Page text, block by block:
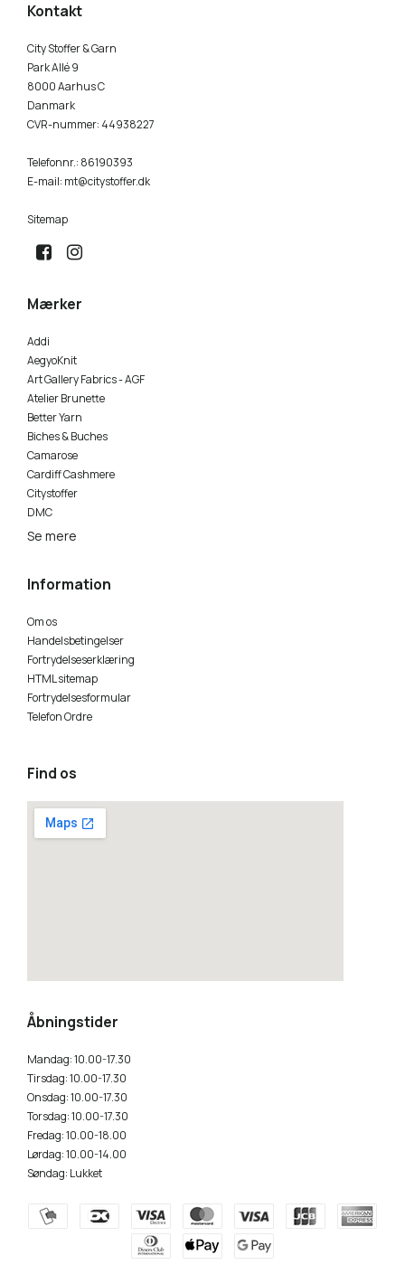
Kontakt
City Stoffer & Garn
Park Allé 9
8000 Aarhus C
Danmark
CVR-nummer: 44938227
Telefonnr.: 86190393
E-mail: mt@citystoffer.dk
Sitemap
Mærker
Addi
AegyoKnit
Art Gallery Fabrics - AGF
Atelier Brunette
Better Yarn
Biches & Buches
Camarose
Cardiff Cashmere
Citystoffer
DMC
Se mere
Information
Om os
Handelsbetingelser
Fortrydelseserklæring
HTML sitemap
Fortrydelsesformular
Telefon Ordre
Find os
Åbningstider
Mandag: 10.00-17.30
Tirsdag: 10.00-17.30
Onsdag: 10.00-17.30
Torsdag: 10.00-17.30
Fredag: 10.00-18.00
Lørdag: 10.00-14.00
Søndag: Lukket